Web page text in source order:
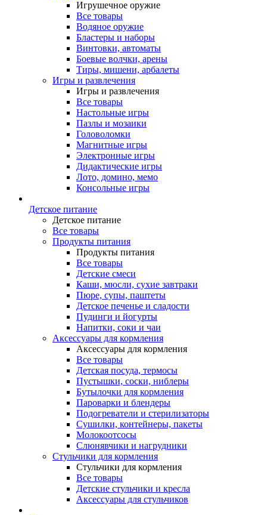
Игрушечное оружие
Все товары
Водяное оружие
Бластеры и наборы
Винтовки, автоматы
Боевые волчки, арены
Тиры, мишени, арбалеты
Игры и развлечения
Игры и развлечения
Все товары
Настольные игры
Пазлы и мозаики
Головоломки
Магнитные игры
Электронные игры
Дидактические игры
Лото, домино, мемо
Консольные игры
Детское питание
Детское питание
Все товары
Продукты питания
Продукты питания
Все товары
Детские смеси
Каши, мюсли, сухие завтраки
Пюре, супы, паштеты
Детское печенье и сладости
Пудинги и йогурты
Напитки, соки и чаи
Аксессуары для кормления
Аксессуары для кормления
Все товары
Детская посуда, термосы
Пустышки, соски, ниблеры
Бутылочки для кормления
Пароварки и блендеры
Подогреватели и стерилизаторы
Сушилки, контейнеры, пакеты
Молокоотсосы
Слюнявчики и нагрудники
Стульчики для кормления
Стульчики для кормления
Все товары
Детские стульчики и кресла
Аксессуары для стульчиков